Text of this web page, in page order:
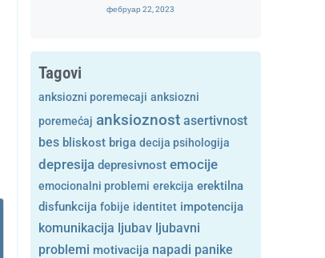
фебруар 22, 2023
Tagovi
anksiozni poremecaji anksiozni
poremećaj anksioznost asertivnost
bes bliskost briga decija psihologija
depresija depresivnost emocije
emocionalni problemi erekcija erektilna
disfunkcija fobije identitet impotencija
komunikacija ljubav ljubavni
problemi motivacija napadi panike